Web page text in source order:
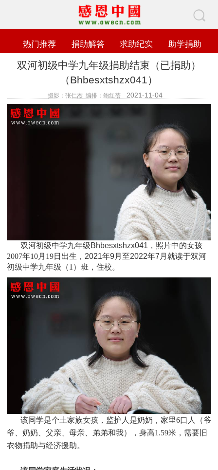
热门推荐 捐助解答 求助纪实 助学捐助
双河初级中学九年级捐助结束（已捐助）
（Bhbesxtshzx041）
摄影：张仁杰 编排：鲍红蓓 2021-11-04
查看数
双河初级中学九年级Bhbesxtshzx041，照片中的女孩
2007年10月19日 出生， 2021年9月至2022年7月就读于双河
初级中学九年级 （1）班 ，住校。
该同学是个土家族女孩，监护人是奶奶，家里6口人（爷
爷、奶奶、父亲、母亲、弟弟和我），身高1.59米，需要旧
衣物捐助与经济援助。